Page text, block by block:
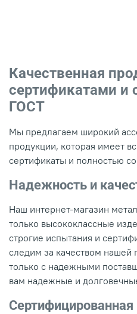
Качественная
сертификатами и
ГОСТ
Мы предлагаем широкий
продукции, которая имеет
сертификаты и полностью
Надежность и
Наш интернет-магазин
только высококлассные
строгие испытания и
следим за качеством нашей
только с надежными
вам надежные и
Сертифицированная